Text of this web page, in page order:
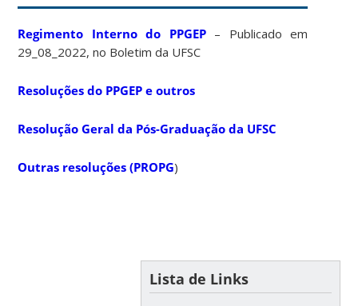
Regimento Interno do PPGEP– Publicado em
29_08_2022, no Boletim da UFSC
Resoluções do PPGEP e outros
Resolução Geral da Pós-Graduação da UFSC
Outras resoluções (PROPG)
Lista de Links